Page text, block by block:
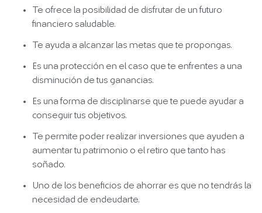
Te ofrece la posibilidad de disfrutar de un futuro
financiero saludable.
Te ayuda a alcanzar las metas que te propongas.
Es una protección en el caso que te enfrentes a una
disminución de tus ganancias.
Es una forma de disciplinarse que te puede ayudar a
conseguir tus objetivos.
Te permite poder realizar inversiones que ayuden a
aumentar tu patrimonio o el retiro que tanto has
soñado.
Uno de los beneficios de ahorrar es que no tendrás la
necesidad de endeudarte.